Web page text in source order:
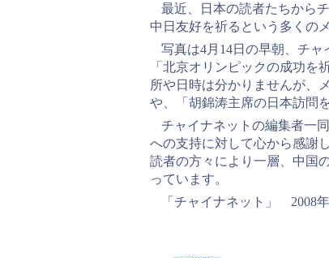
最近、日本の読者たちから
中日友好を祈るという多くの
写真は4月14日の早朝、チャ
「北京オリンピックの成功
所や日時は分かりませんが、
や、「胡錦涛主席の日本訪問
チャイナネットの編集者一
への支持に対して心から感謝
読者の方々により一層、中国
っています。
「チャイナネット」 2008年